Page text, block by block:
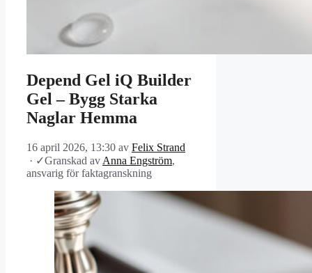
Depend Gel iQ Builder
Gel – Bygg Starka
Naglar Hemma
16 april 2026, 13:30 av Felix Strand
· ✓Granskad av Anna Engström,
ansvarig för faktagranskning